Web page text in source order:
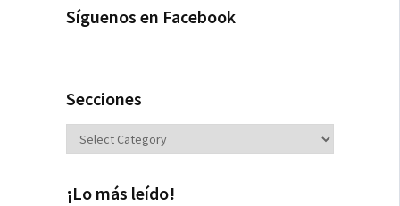
Síguenos en Facebook
Secciones
Secciones
¡Lo más leído!